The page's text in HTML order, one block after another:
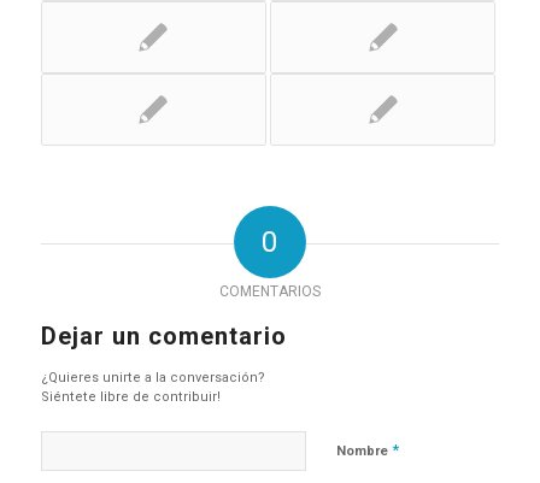
0
COMENTARIOS
Dejar un comentario
¿Quieres unirte a la conversación?
Siéntete libre de contribuir!
Nombre *